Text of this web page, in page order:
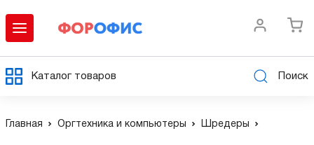
Каталог товаров Поиск
Главная Оргтехника и компьютеры Шредеры